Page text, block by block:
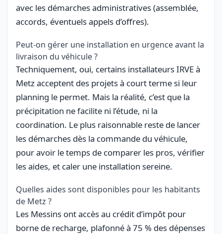
avec les démarches administratives (assemblée,
accords, éventuels appels d’offres).
Peut-on gérer une installation en urgence avant la
livraison du véhicule ?
Techniquement, oui, certains installateurs IRVE à
Metz acceptent des projets à court terme si leur
planning le permet. Mais la réalité, c’est que la
précipitation ne facilite ni l’étude, ni la
coordination. Le plus raisonnable reste de lancer
les démarches dès la commande du véhicule,
pour avoir le temps de comparer les pros, vérifier
les aides, et caler une installation sereine.
Quelles aides sont disponibles pour les habitants
de Metz ?
Les Messins ont accès au crédit d’impôt pour
borne de recharge, plafonné à 75 % des dépenses